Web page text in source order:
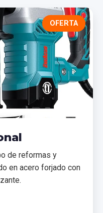
OFERTA
de reformas y
en acero forjado con